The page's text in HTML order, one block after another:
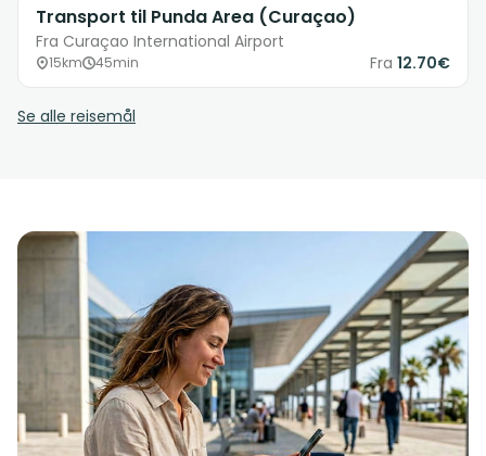
Transport til Punda Area (Curaçao)
Fra Curaçao International Airport
15km 45min Fra 12.70€
Se alle reisemål